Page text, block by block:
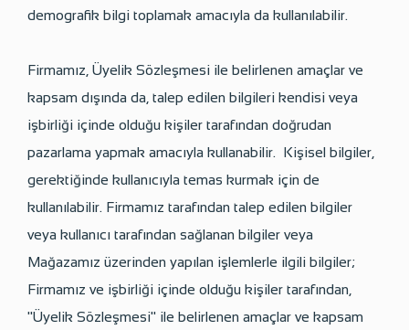
demografik bilgi toplamak amacıyla da kullanılabilir.
Firmamız, Üyelik Sözleşmesi ile belirlenen amaçlar ve
kapsam dışında da, talep edilen bilgileri kendisi veya
işbirliği içinde olduğu kişiler tarafından doğrudan
pazarlama yapmak amacıyla kullanabilir. Kişisel bilgiler,
gerektiğinde kullanıcıyla temas kurmak için de
kullanılabilir. Firmamız tarafından talep edilen bilgiler
veya kullanıcı tarafından sağlanan bilgiler veya
Mağazamız üzerinden yapılan işlemlerle ilgili bilgiler;
Firmamız ve işbirliği içinde olduğu kişiler tarafından,
"Üyelik Sözleşmesi" ile belirlenen amaçlar ve kapsam